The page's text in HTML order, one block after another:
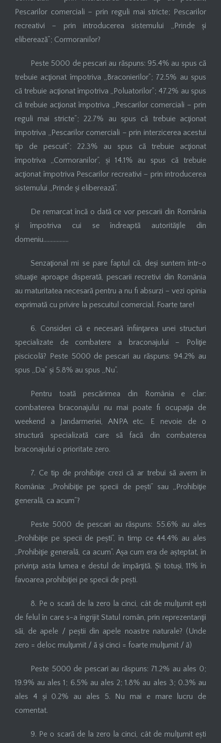
Pescarilor comerciali – prin reguli mai stricte; Pescarilor
recreativi – prin introducerea sistemului „Prinde și
eliberează”; Cormoranilor?
Peste 5000 de pescari au răspuns: 95.4% au spus că
trebuie acţionat împotriva „Braconierilor”; 72.5% au spus
că trebuie acţionat împotriva „Poluatorilor”; 47.2% au spus
că trebuie acţionat împotriva „Pescarilor comerciali – prin
reguli mai stricte”; 22.7% au spus că trebuie acţionat
împotriva „Pescarilor comerciali – prin interzicerea acestui
tip de pescuit”; 22.3% au spus că trebuie acţionat
împotriva „Cormoranilor”, și 14.1% au spus că trebuie
acţionat împotriva Pescarilor recreativi – prin introducerea
sistemului „Prinde și eliberează”.
De remarcat încă o dată ce vor pescarii din România
și împotriva cui se îndreaptă autorităţile din
domeniu……………..
Senzaţional mi se pare faptul că, deși suntem într-o
situaţie aproape disperată, pescarii recretivi din România
au maturitatea necesară pentru a nu fi absurzi – vezi opinia
exprimată cu privire la pescuitul comercial. Foarte tare!
6. Consideri că e necesară înfiinţarea unei structuri
specializate de combatere a braconajului – Poliţie
piscicolă? Peste 5000 de pescari au răspuns: 94.2% au
spus „Da” și 5.8% au spus „Nu”.
Pentru toată pescărimea din România e clar:
combaterea braconajului nu mai poate fi ocupaţia de
weekend a Jandarmeriei, ANPA etc. E nevoie de o
structură specializată care să facă din combaterea
braconajului o prioritate zero.
7. Ce tip de prohibiţie crezi că ar trebui să avem în
România: „Prohibiţie pe specii de pești” sau „Prohibiţie
generală, ca acum”?
Peste 5000 de pescari au răspuns: 55.6% au ales
„Prohibiţie pe specii de pești”, în timp ce 44.4% au ales
„Prohibiţie generală, ca acum”. Așa cum era de așteptat, în
privinţa asta lumea e destul de împărţită. Și totuși, 11% în
favoarea prohibiţiei pe specii de pești.
8. Pe o scară de la zero la cinci, cât de mulţumit ești
de felul în care s-a îngrijit Statul român, prin reprezentanţii
săi, de apele / peștii din apele noastre naturale? (Unde
zero = deloc mulţumit / ă și cinci = foarte mulţumit / ă)
Peste 5000 de pescari au răspuns: 71.2% au ales 0;
19.9% au ales 1; 6.5% au ales 2; 1.8% au ales 3; 0.3% au
ales 4 și 0.2% au ales 5. Nu mai e mare lucru de
comentat.
9. Pe o scară de la zero la cinci, cât de mulţumit ești